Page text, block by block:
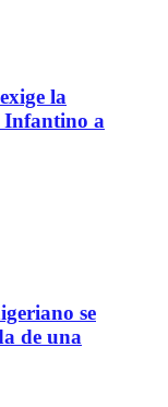
la
Infantino a
se
de una